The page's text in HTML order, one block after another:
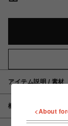
アイテム説明 / 素材
概要
<About